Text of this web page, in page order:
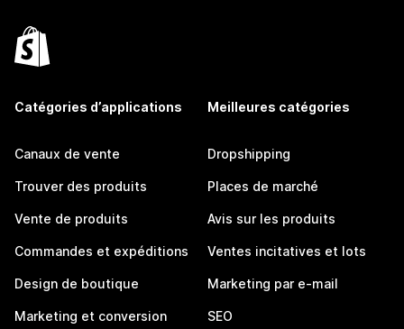
Catégories d’applications
Canaux de vente
Trouver des produits
Vente de produits
Commandes et expéditions
Design de boutique
Marketing et conversion
Meilleures catégories
Dropshipping
Places de marché
Avis sur les produits
Ventes incitatives et lots
Marketing par e-mail
SEO